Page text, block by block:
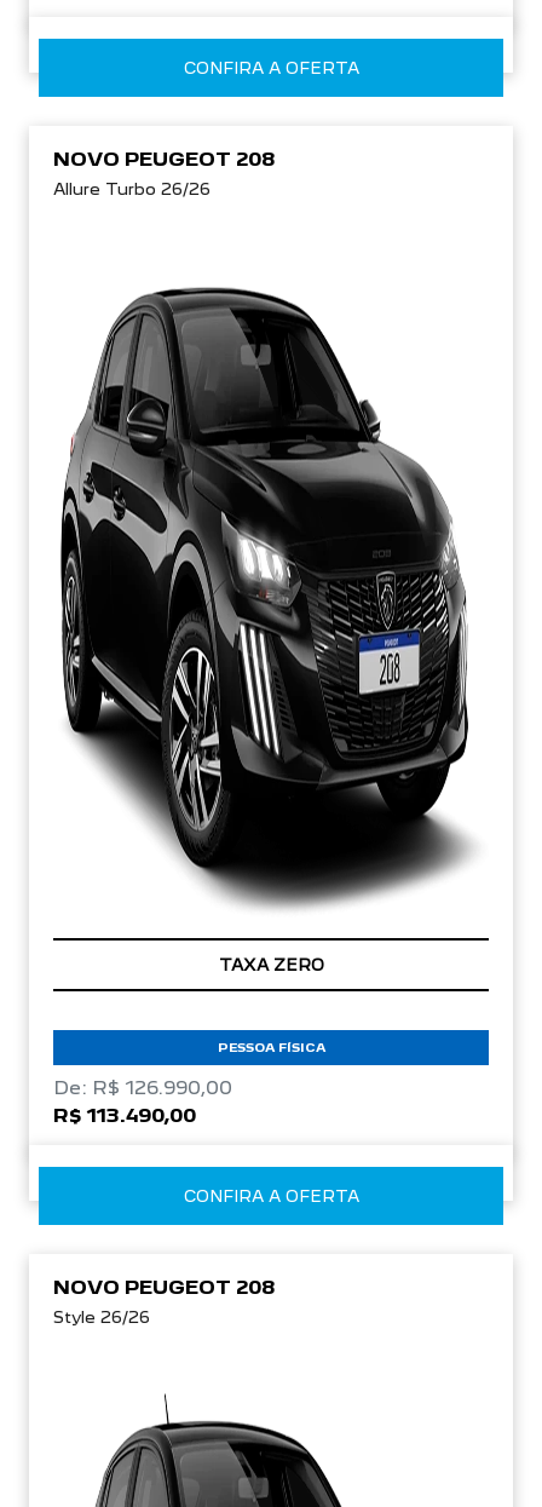
CONFIRA A OFERTA
NOVO PEUGEOT 208
Allure Turbo 26/26
TAXA ZERO
PESSOA FÍSICA
De: R$ 126.990,00
R$ 113.490,00
CONFIRA A OFERTA
NOVO PEUGEOT 208
Style 26/26